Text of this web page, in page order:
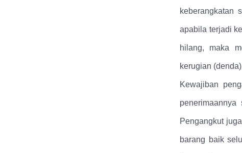
keberangkatan
apabila terjadi
hilang, maka
kerugian
Kewajiban
Pengangkut
barang baik